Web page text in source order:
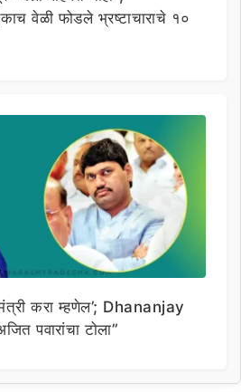
वेळी फोडले भ्रष्टाचाराचे १०
मंत्री करा म्हणेल’; Dhananjay
पवारांचा टोला”